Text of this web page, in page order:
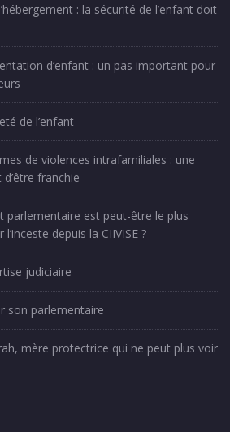
: la sécurité de l’enfant doit
d’enfant : un pas important pour
de l’enfant
de violences intrafamiliales : une
franchie
parlementaire est peut-être le plus
depuis la CIIVISE ?
judiciaire
son parlementaire
mère protectrice qui ne peut plus voir